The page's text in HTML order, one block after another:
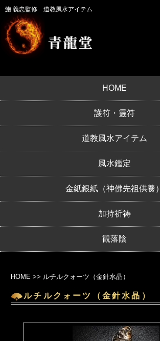
鮑 義忠監修 道教風水アイテム
HOME
護符・靈符
道教風水アイテム
風水鑑定
金紙銀紙（神佛先祖供養）
加持祈祷
観落陰
HOME >> ルチルクォーツ（金針水晶）
ルチルクォーツ（金針水晶）